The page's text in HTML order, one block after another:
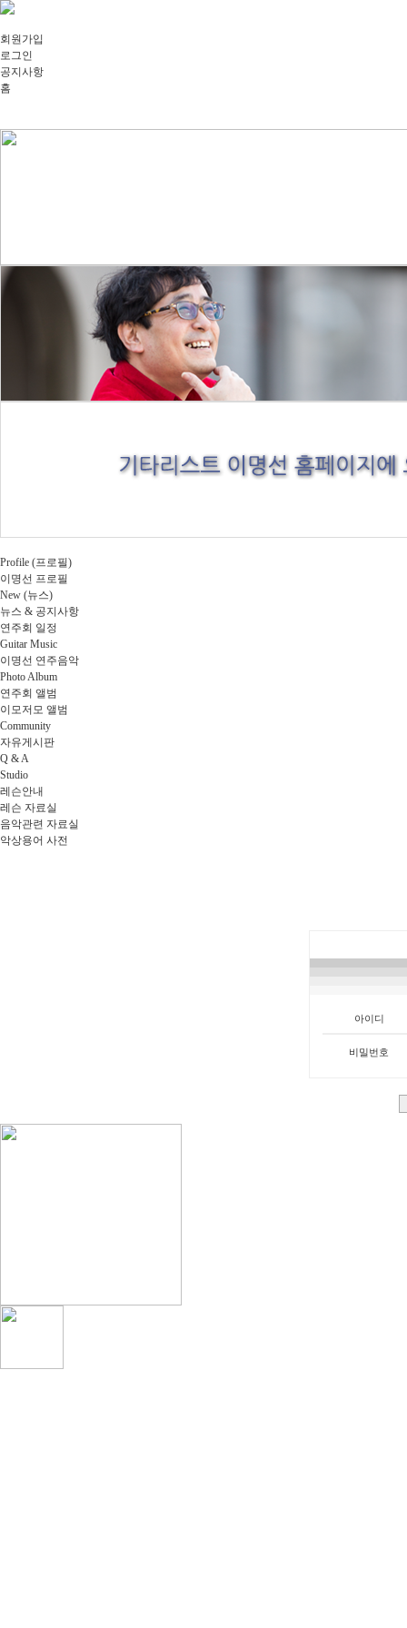
회원가입
로그인
공지사항
홈
Profile (프로필)
이명선 프로필
New (뉴스)
뉴스 & 공지사항
연주회 일정
Guitar Music
이명선 연주음악
Photo Album
연주회 앨범
이모저모 앨범
Community
자유게시판
Q & A
Studio
레슨안내
레슨 자료실
음악관련 자료실
악상용어 사전
아이디
비밀번호